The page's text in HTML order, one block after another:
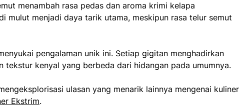
menambah rasa pedas dan aroma krimi kelapa
mulut menjadi daya tarik utama, meskipun rasa telur semut
pengalaman unik ini. Setiap gigitan menghadirkan
tekstur kenyal yang berbeda dari hidangan pada umumnya.
ulasan yang menarik lainnya mengenai kuliner
Ekstrim.